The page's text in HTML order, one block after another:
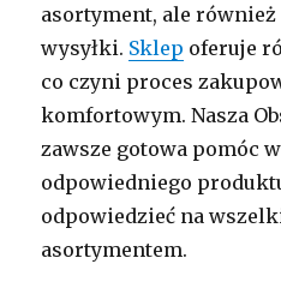
asortyment, ale
wysyłki. Sklep oferuje
co czyni proces
komfortowym. Nasza
zawsze gotowa pomóc
odpowiedniego
odpowiedzieć na
asortymentem.